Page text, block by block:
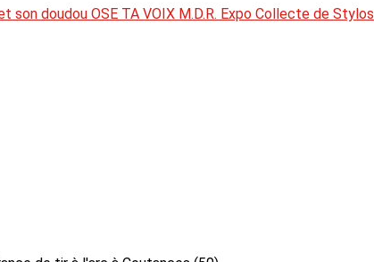
son doudou OSE TA VOIX M.D.R. Expo Collecte de Stylos